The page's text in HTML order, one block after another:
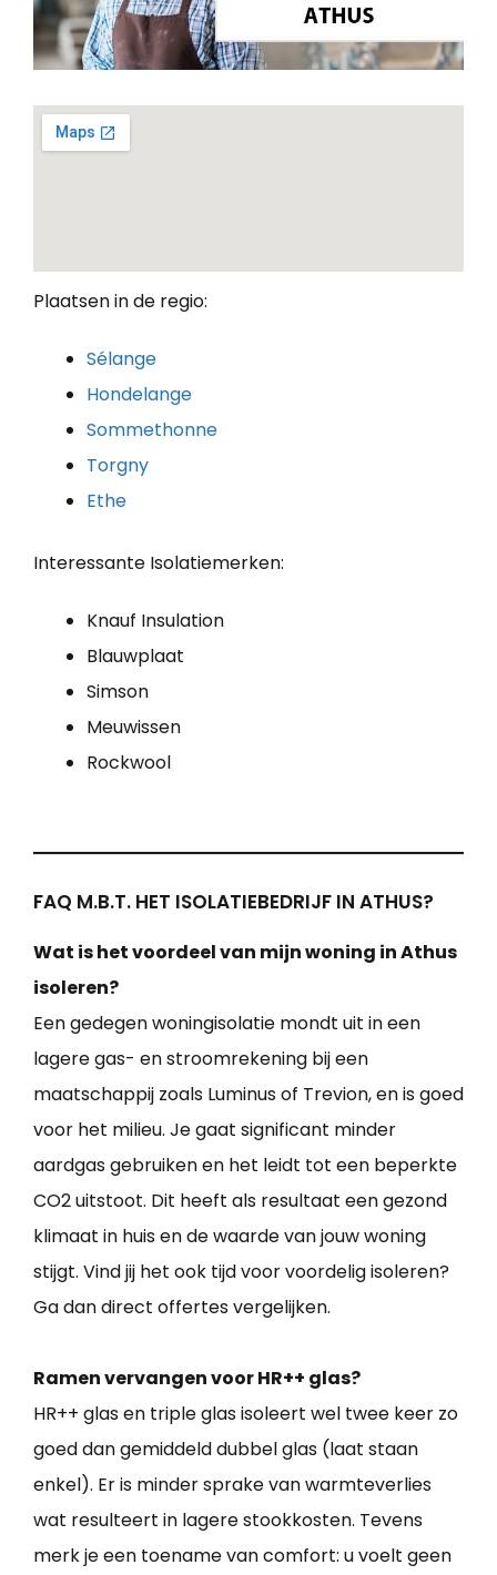
Plaatsen in de regio:
Sélange
Hondelange
Sommethonne
Torgny
Ethe
Interessante Isolatiemerken:
Knauf Insulation
Blauwplaat
Simson
Meuwissen
Rockwool
FAQ M.B.T. HET ISOLATIEBEDRIJF IN ATHUS?
Wat is het voordeel van mijn woning in Athus
isoleren?
Een gedegen woningisolatie mondt uit in een
lagere gas- en stroomrekening bij een
maatschappij zoals Luminus of Trevion, en is goed
voor het milieu. Je gaat significant minder
aardgas gebruiken en het leidt tot een beperkte
CO2 uitstoot. Dit heeft als resultaat een gezond
klimaat in huis en de waarde van jouw woning
stijgt. Vind jij het ook tijd voor voordelig isoleren?
Ga dan direct offertes vergelijken.
Ramen vervangen voor HR++ glas?
HR++ glas en triple glas isoleert wel twee keer zo
goed dan gemiddeld dubbel glas (laat staan
enkel). Er is minder sprake van warmteverlies
wat resulteert in lagere stookkosten. Tevens
merk je een toename van comfort: u voelt geen